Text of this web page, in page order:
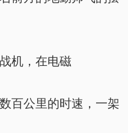
机，在电磁
百公里的时速，一架